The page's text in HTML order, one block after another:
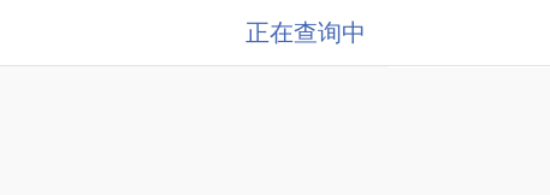
正在查询中